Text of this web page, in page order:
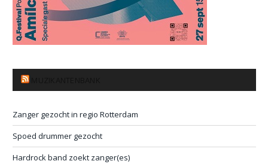
Zanger gezocht in regio Rotterdam
Spoed drummer gezocht
Hardrock band zoekt zanger(es)